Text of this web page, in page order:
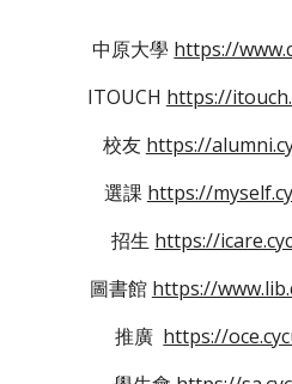
中原大學 https://
ITOUCH https://
校友 https://
選課 https://
招生 https://
圖書館 https://
推廣 https://